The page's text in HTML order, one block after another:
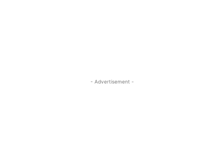
- Advertisement -